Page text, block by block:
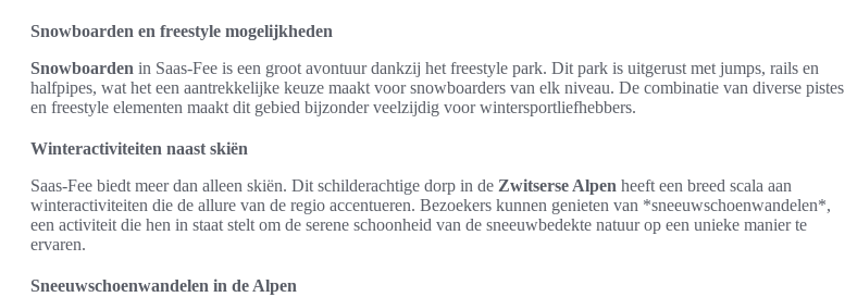
Snowboarden en freestyle mogelijkheden
Snowboarden in Saas-Fee is een groot avontuur dankzij het freestyle park. Dit park is uitgerust met jumps, rails en
halfpipes, wat het een aantrekkelijke keuze maakt voor snowboarders van elk niveau. De combinatie van diverse pistes
en freestyle elementen maakt dit gebied bijzonder veelzijdig voor wintersportliefhebbers.
Winteractiviteiten naast skiën
Saas-Fee biedt meer dan alleen skiën. Dit schilderachtige dorp in de Zwitserse Alpen heeft een breed scala aan
winteractiviteiten die de allure van de regio accentueren. Bezoekers kunnen genieten van *sneeuwschoenwandelen*,
een activiteit die hen in staat stelt om de serene schoonheid van de sneeuwbedekte natuur op een unieke manier te
ervaren.
Sneeuwschoenwandelen in de Alpen